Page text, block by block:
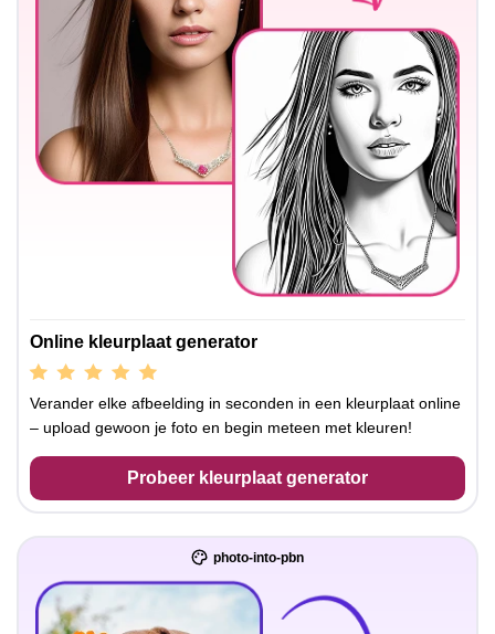
Online kleurplaat generator
Verander elke afbeelding in seconden in een kleurplaat online
– upload gewoon je foto en begin meteen met kleuren!
Probeer kleurplaat generator
photo-into-pbn